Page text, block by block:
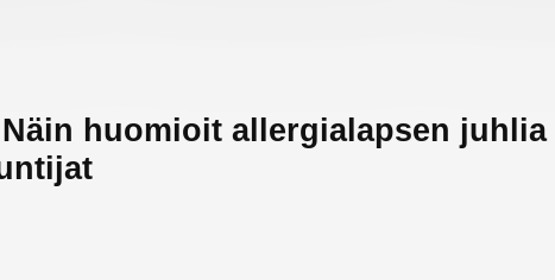
huomioit allergialapsen juhlia